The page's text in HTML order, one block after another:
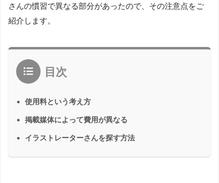
さんの慣習で異なる部分があったので、その注意点をご
紹介します。
目次
使用料という考え方
掲載媒体によって費用が異なる
イラストレーターさんを探す方法